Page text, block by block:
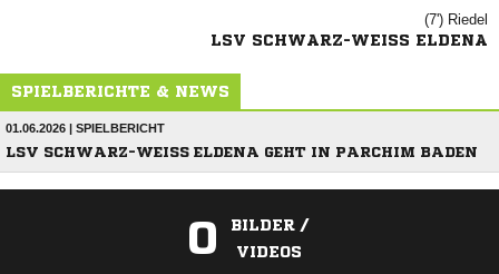
(7') 
LSV SCHWARZ-WEISS ELDENA
SPIELBERICHTE & NEWS
01.06.2026 | SPIELBERICHT
LSV SCHWARZ-WEISS ELDENA GEHT IN PARCHIM BADEN
0
BILDER /
VIDEOS